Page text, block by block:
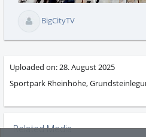
BigCityTV
Uploaded on:28. August 2025
Sportpark Rheinhöhe,
Related Media